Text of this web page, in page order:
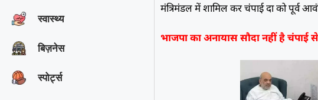
स्वास्थ्य
बिज़नेस
स्पोर्ट्स
मंत्रिमंडल में शामिल कर चंपाई दा को पूर्व
भाजपा का अनायास सौदा नहीं है चंपाई